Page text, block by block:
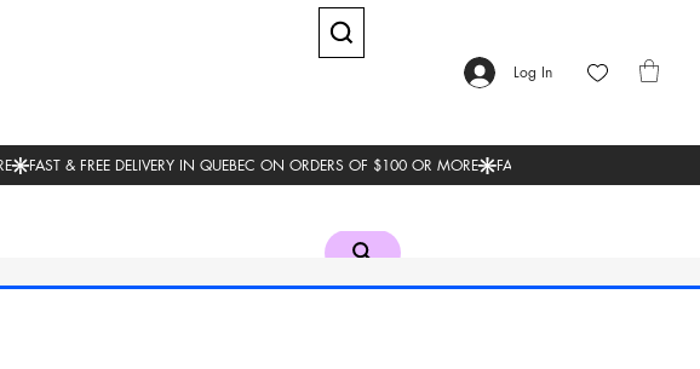
Log In